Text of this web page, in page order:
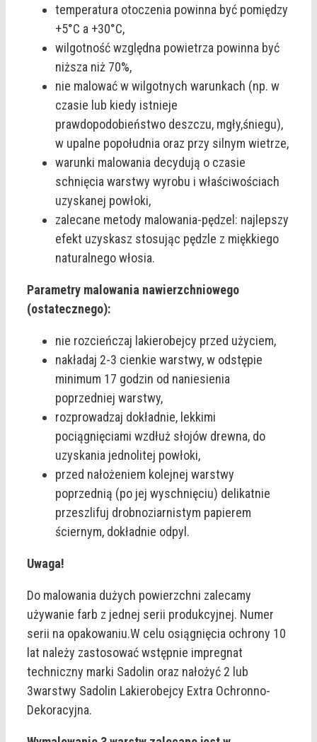
temperatura otoczenia powinna być pomiędzy
+5°C a +30°C,
wilgotność względna powietrza powinna być
niższa niż 70%,
nie malować w wilgotnych warunkach (np. w
czasie lub kiedy istnieje
prawdopodobieństwo deszczu, mgły,śniegu),
w upalne popołudnia oraz przy silnym wietrze,
warunki malowania decydują o czasie
schnięcia warstwy wyrobu i właściwościach
uzyskanej powłoki,
zalecane metody malowania-pędzel: najlepszy
efekt uzyskasz stosując pędzle z miękkiego
naturalnego włosia.
Parametry malowania nawierzchniowego
(ostatecznego):
nie rozcieńczaj lakierobejcy przed użyciem,
nakładaj 2-3 cienkie warstwy, w odstępie
minimum 17 godzin od naniesienia
poprzedniej warstwy,
rozprowadzaj dokładnie, lekkimi
pociągnięciami wzdłuż słojów drewna, do
uzyskania jednolitej powłoki,
przed nałożeniem kolejnej warstwy
poprzednią (po jej wyschnięciu) delikatnie
przeszlifuj drobnoziarnistym papierem
ściernym, dokładnie odpyl.
Uwaga!
Do malowania dużych powierzchni zalecamy
używanie farb z jednej serii produkcyjnej. Numer
serii na opakowaniu.W celu osiągnięcia ochrony 10
lat należy zastosować wstępnie impregnat
techniczny marki Sadolin oraz nałożyć 2 lub
3warstwy Sadolin Lakierobejcy Extra Ochronno-
Dekoracyjna.